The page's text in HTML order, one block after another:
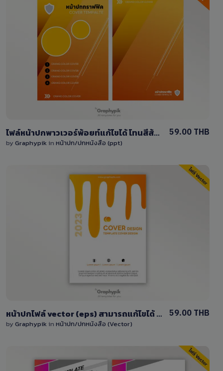
View Details
0 Sale
ไฟล์หน้าปกพาวเวอร์พ้อยท์แก้ไขได้ โทนสีส้มพร้อมพื้นที่วางรูป
by Graphypik in หน้าปก/ปกหนังสือ (ppt)
59.00 THB
View Details
หน้าปกไฟล์ vector (eps) สามารถแก้ไขได้ โทนสีส้ม
by Graphypik in หน้าปก/ปกหนังสือ (Vector)
59.00 THB